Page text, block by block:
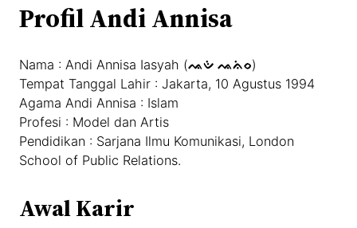
Profil Andi Annisa
Nama : Andi Annisa Iasyah (ᨕᨉᨗ ᨕᨊᨗᨔ)
Tempat Tanggal Lahir : Jakarta, 10 Agustus 1994
Agama Andi Annisa : Islam
Profesi : Model dan Artis
Pendidikan : Sarjana Ilmu Komunikasi, London
School of Public Relations.
Awal Karir